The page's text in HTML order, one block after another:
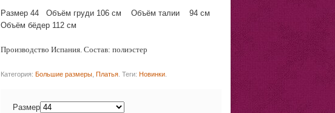
Размер 44 Объём груди 106 см Объём талии 94 см
Объём бёдер 112 см
Производство Испания. Состав: полиэстер
Категория: Большие размеры Платья Теги: Новинки
Размер